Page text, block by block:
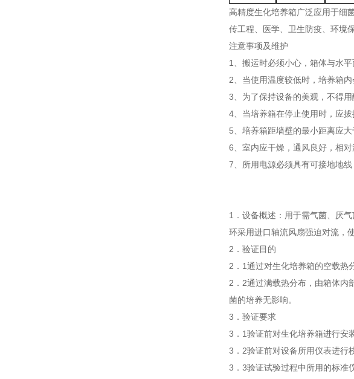
高精度生化培养箱广泛应用于细
传工程、医学、卫生防疫、环境
注意事项及维护
1
、搬运时必须小心，箱体与水
2 、当使用温度较低时，培养箱
3 、为了保持设备的美观，不得
4 、当培养箱在停止使用时，应拔
5 、培养箱距墙壁的最小距离应
6 、室内应干燥，通风良好，相
7 、所用电源必须具有可接地地
1．设备概述：用于需气菌、厌
环采用进口轴流风扇强迫对流，
2．验证目的
2．1通过对生化培养箱的空载热
2．2通过满载热分布，由箱体内
菌的培养无影响。
3．验证要求
3．1验证前对生化培养箱进行安
3．2验证前对设备所用仪表进行
3．3验证试验过程中所用的标准